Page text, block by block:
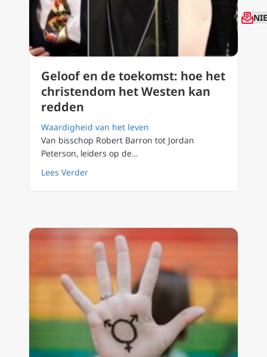
Geloof en de toekomst: hoe het
christendom het Westen kan
redden
Waardigheid van het leven
Van bisschop Robert Barron tot Jordan
Peterson, leiders op de…
Lees Verderabout Geloof en de toekomst: hoe het